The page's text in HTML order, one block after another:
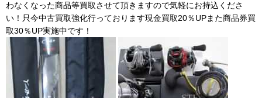
わなくなった商品等買取させて頂きますので気軽にお持込くださ
い！只今中古買取強化行っております現金買取20％UPまた商品券買
取30％UP実施中です！